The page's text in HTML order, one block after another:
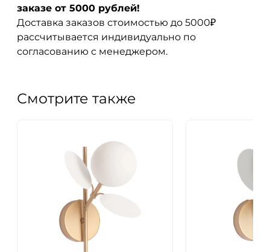
заказе от 5000 рублей!
Доставка заказов стоимостью до 5000₽
рассчитывается индивидуально по
согласованию с менеджером.
Смотрите также